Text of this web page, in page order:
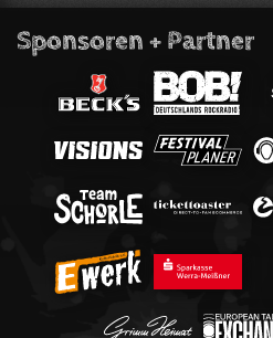
Sponsoren + Partner